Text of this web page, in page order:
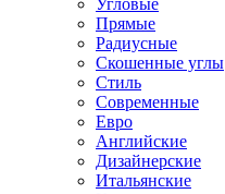
Угловые
Прямые
Радиусные
Скошенные углы
Стиль
Современные
Евро
Английские
Дизайнерские
Итальянские